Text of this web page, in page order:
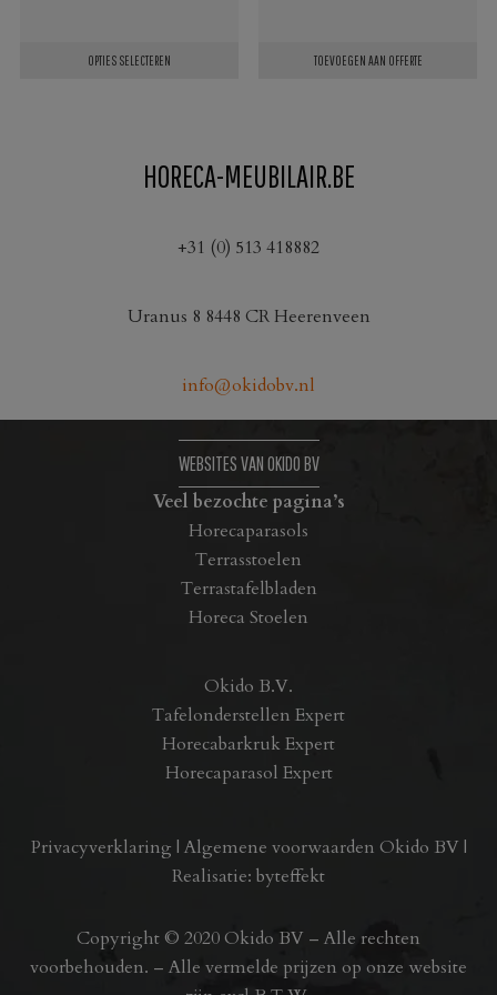
OPTIES SELECTEREN TOEVOEGEN AAN OFFERTE
HORECA-MEUBILAIR.BE
+31 (0) 513 418882
Uranus 8 8448 CR Heerenveen
info@okidobv.nl
WEBSITES VAN OKIDO BV
Veel bezochte pagina’s
Horecaparasols
Terrasstoelen
Terrastafelbladen
Horeca Stoelen
Okido B.V.
Tafelonderstellen Expert
Horecabarkruk Expert
Horecaparasol Expert
Privacyverklaring | Algemene voorwaarden Okido BV |
Realisatie: byteffekt
Copyright © 2020 Okido BV – Alle rechten
voorbehouden. – Alle vermelde prijzen op onze website